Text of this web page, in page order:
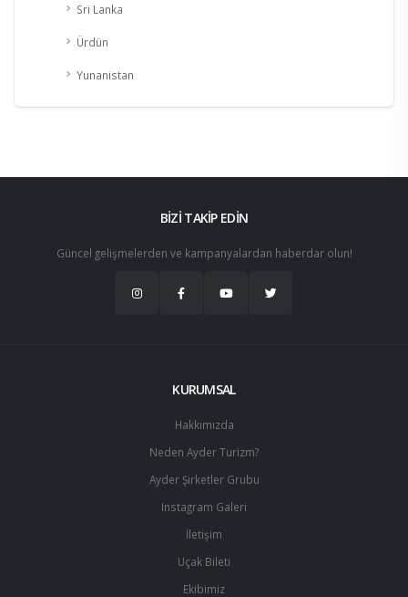
Sri Lanka
Ürdün
Yunanistan
BİZİ TAKİP EDİN
Güncel gelişmelerden ve kampanyalardan haberdar olun!
KURUMSAL
Hakkımızda
Neden Ayder Turizm?
Ayder Şirketler Grubu
Instagram Galeri
İletişim
Uçak Bileti
Ekibimiz